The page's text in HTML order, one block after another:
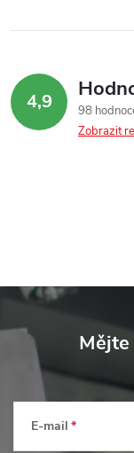
k
y
v
ý
u
4,9
98
Zobrazit
á
E-mail